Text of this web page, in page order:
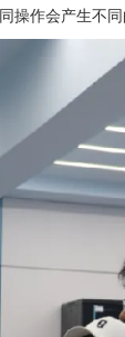
作会产生不